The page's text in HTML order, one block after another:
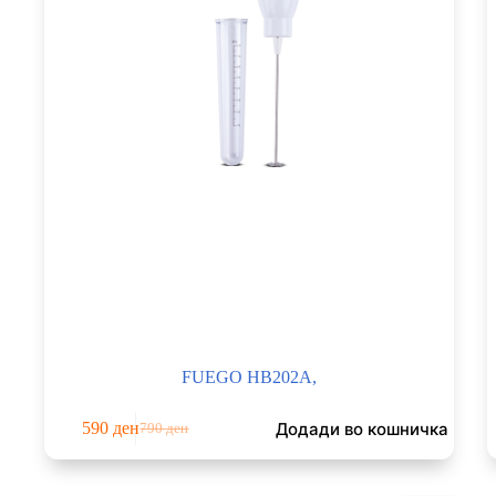
FUEGO HB202A,
790ден
Original
price
590 денCurrent
price
Додади во кошничка